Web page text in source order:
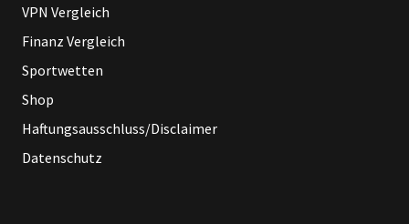
VPN Vergleich
Finanz Vergleich
Sportwetten
Shop
Haftungsausschluss/Disclaimer
Datenschutz